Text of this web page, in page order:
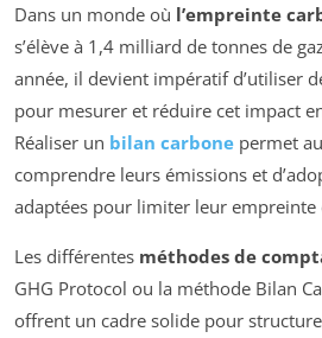
Dans un monde où l’empreinte
s’élève à 1,4 milliard de tonnes de
année, il devient impératif d’utiliser
pour mesurer et réduire cet impact
Réaliser un bilan carbone permet
comprendre leurs émissions et
adaptées pour limiter leur empreinte
Les différentes méthodes de
GHG Protocol ou la méthode Bilan
offrent un cadre solide pour